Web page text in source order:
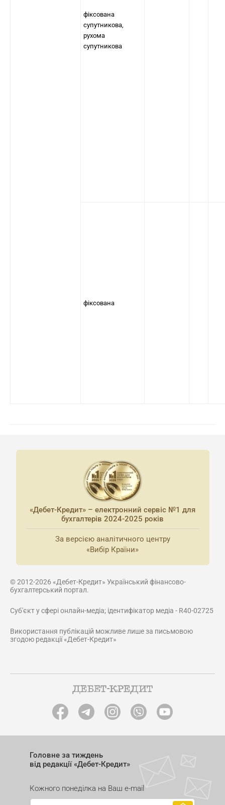
фіксована
супутникова,
рухома
супутникова
фіксована
«Дебет-Кредит» – електронний сервіс №1 для
бухгалтерів 2024-2025 років
За версією аналітичного центру
«Вибір Країни»
© 2012-2026 «Дебет-Кредит» Український фінансово-
бухгалтерський портал.
Суб'єкт у сфері онлайн-медіа; ідентифікатор медіа - R40-02725
Використання публікацій можливе лише за письмовою
згодою редакції «Дебет-Кредит»
Головне за тиждень
від редакції «Дебет-Кредит»
Кожного понеділка на Ваш e-mail